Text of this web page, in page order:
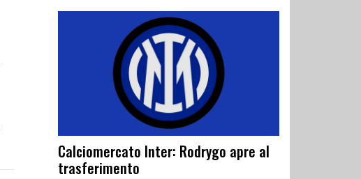
Calciomercato Inter: Rodrygo apre al
trasferimento